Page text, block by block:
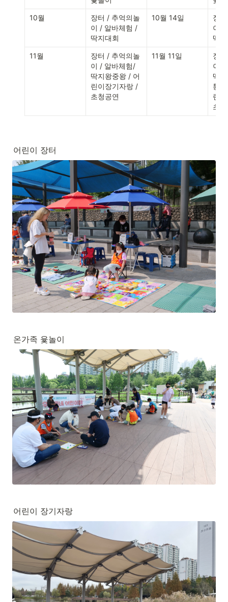
10월
장터 / 추억의놀
이 / 알바체험 /
딱지대회
10월 14일
장
이 /
딱
11월
장터 / 추억의놀
이 / 알바체험/
딱지왕중왕 / 어
린이장기자랑 /
초청공연
11월 11일
장
이 /
딱
통
린
초
어린이 장터
온가족 윷놀이
어린이 장기자랑